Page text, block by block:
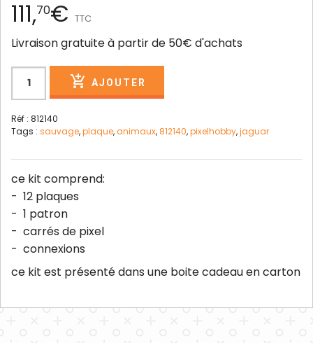
111,70€ TTC
Livraison gratuite à partir de 50€ d'achats
AJOUTER
Réf : 812140
Tags : sauvage,plaque,animaux, 812140,pixelhobby,jaguar
ce kit comprend:
- 12 plaques
- 1 patron
- carrés de pixel
- connexions
ce kit est présenté dans une boite cadeau en carton